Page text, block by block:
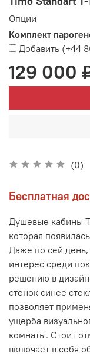
(0)
Опции
Комплект
Добавить (+44
129 000
Бесплатная
Душевые кабины
которая
Даже по сей день,
интерес среди
решению в
стенок синее
позволяет
ущерба
комнаты. Стоит
включает в себя